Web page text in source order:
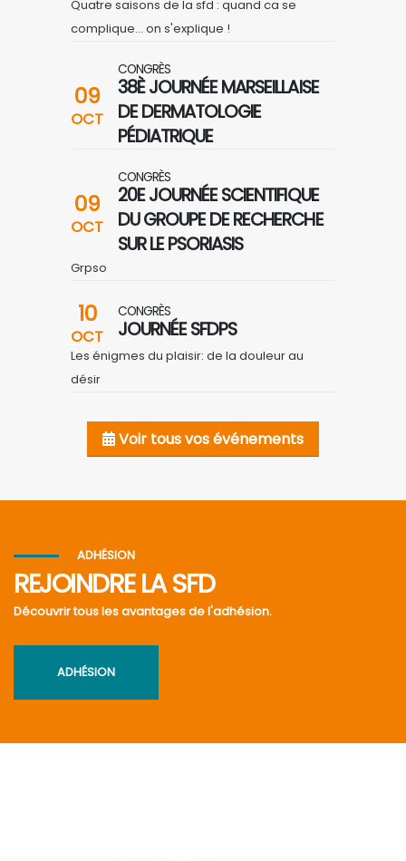
Quatre saisons de la sfd : quand ca se
complique... on s'explique !
09
OCT
CONGRÈS
38È JOURNÉE MARSEILLAISE
DE DERMATOLOGIE
PÉDIATRIQUE
09
OCT
CONGRÈS
20E JOURNÉE SCIENTIFIQUE
DU GROUPE DE RECHERCHE
SUR LE PSORIASIS
Grpso
10
OCT
CONGRÈS
JOURNÉE SFDPS
Les énigmes du plaisir: de la douleur au
désir
Voir tous vos événements
ADHÉSION
REJOINDRE LA SFD
Découvrir tous les avantages de l'adhésion.
ADHÉSION